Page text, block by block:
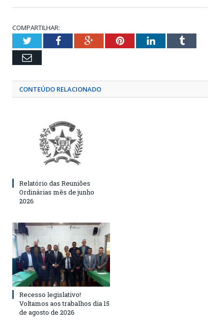
COMPARTILHAR:
TwitterFacebookGoogle+PinterestLinkedInTumblr
Email
CONTEÚDO RELACIONADO
Relatório das Reuniões
Ordinárias mês de junho
2026
Recesso legislativo!
Voltamos aos trabalhos dia 15
de agosto de 2026